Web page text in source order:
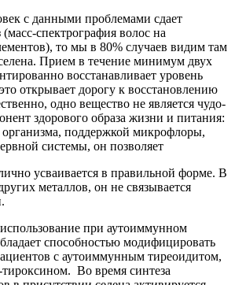
с данными проблемами сдает
спектрография волос на
то мы в 80% случаев видим там
Прием в течение минимум двух
восстанавливает уровень
открывает дорогу к восстановлению
одно вещество не является чудо-
здорового образа жизни и питания:
поддержкой микрофлоры,
системы, он позволяет
усваивается в правильной форме. В
металлов, он не связывается
при аутоиммунном
способностью модифицировать
с аутоиммунным тиреоидитом,
Во время синтеза